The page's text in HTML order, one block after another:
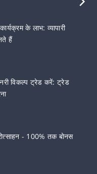
के लाभ: व्यापारी
हैं
विकल्प ट्रेड करें: ट्रेड
- 100% तक बोनस